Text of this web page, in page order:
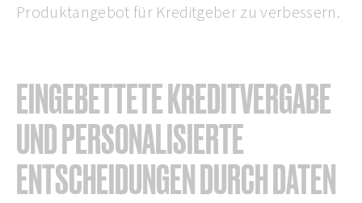
Produktangebot für Kreditgeber zu verbessern.
EINGEBETTETE KREDITVERGABE
UND PERSONALISIERTE
ENTSCHEIDUNGEN DURCH DATEN